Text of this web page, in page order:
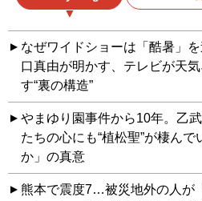
なぜワイドショーは「酷暑」
口真由が明かす、テレビが天
す“裏の構造”
やまゆり園事件から10年。乙
たちの心にも“植松聖”が棲んで
か」の真意
熊本で震度7…被災地外の人が